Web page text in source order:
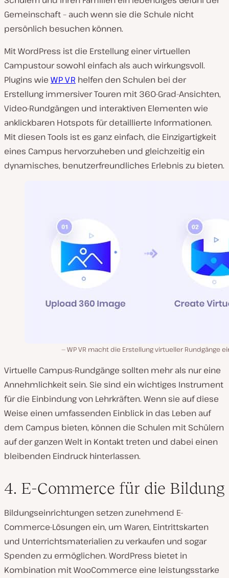
Gemeinschaft – auch wenn sie die Schule nicht
persönlich besuchen können.
Mit WordPress ist die Erstellung einer virtuellen
Campustour sowohl einfach als auch wirkungsvoll.
Plugins wie WP VR helfen den Schulen bei der
Erstellung immersiver Touren mit 360-Grad-Ansichten,
Video-Rundgängen und interaktiven Elementen wie
anklickbaren Hotspots für detaillierte Informationen.
Mit diesen Tools ist es ganz einfach, die Einzigartigkeit
eines Campus hervorzuheben und gleichzeitig ein
dynamisches, benutzerfreundliches Erlebnis zu bieten.
WP VR macht die Erstellung virtueller Rundgänge
Virtuelle Campus-Rundgänge sollten mehr als nur eine
Annehmlichkeit sein. Sie sind ein wichtiges Instrument
für die Einbindung von Lehrkräften. Wenn sie auf diese
Weise einen umfassenden Einblick in das Leben auf
dem Campus bieten, können die Schulen mit Schülern
auf der ganzen Welt in Kontakt treten und dabei einen
bleibenden Eindruck hinterlassen.
4. E-Commerce für die Bildung
Bildungseinrichtungen setzen zunehmend E-
Commerce-Lösungen ein, um Waren, Eintrittskarten
und Unterrichtsmaterialien zu verkaufen und sogar
Spenden zu ermöglichen. WordPress bietet in
Kombination mit WooCommerce eine leistungsstarke